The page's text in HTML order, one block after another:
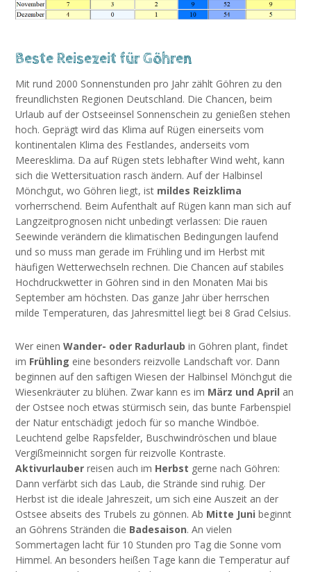
Beste Reisezeit für Göhren
Mit rund 2000 Sonnenstunden pro Jahr zählt Göhren zu den
freundlichsten Regionen Deutschland. Die Chancen, beim
Urlaub auf der Ostseeinsel Sonnenschein zu genießen stehen
hoch. Geprägt wird das Klima auf Rügen einerseits vom
kontinentalen Klima des Festlandes, anderseits vom
Meeresklima. Da auf Rügen stets lebhafter Wind weht, kann
sich die Wettersituation rasch ändern. Auf der Halbinsel
Mönchgut, wo Göhren liegt, ist mildes Reizklima
vorherrschend. Beim Aufenthalt auf Rügen kann man sich auf
Langzeitprognosen nicht unbedingt verlassen: Die rauen
Seewinde verändern die klimatischen Bedingungen laufend
und so muss man gerade im Frühling und im Herbst mit
häufigen Wetterwechseln rechnen. Die Chancen auf stabiles
Hochdruckwetter in Göhren sind in den Monaten Mai bis
September am höchsten. Das ganze Jahr über herrschen
milde Temperaturen, das Jahresmittel liegt bei 8 Grad Celsius.
Wer einenWander- oder Radurlaub in Göhren plant, findet
im Frühling eine besonders reizvolle Landschaft vor. Dann
beginnen auf den saftigen Wiesen der Halbinsel Mönchgut die
Wiesenkräuter zu blühen. Zwar kann es im März und April an
der Ostsee noch etwas stürmisch sein, das bunte Farbenspiel
der Natur entschädigt jedoch für so manche Windböe.
Leuchtend gelbe Rapsfelder, Buschwindröschen und blaue
Vergißmeinnicht sorgen für reizvolle Kontraste.
Aktivurlauber reisen auch im Herbst gerne nach Göhren:
Dann verfärbt sich das Laub, die Strände sind ruhig. Der
Herbst ist die ideale Jahreszeit, um sich eine Auszeit an der
Ostsee abseits des Trubels zu gönnen. Ab Mitte Juni beginnt
an Göhrens Stränden die Badesaison. An vielen
Sommertagen lacht für 10 Stunden pro Tag die Sonne vom
Himmel. An besonders heißen Tage kann die Temperatur auf